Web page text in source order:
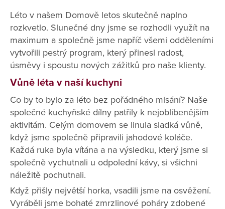
Léto v našem Domově letos skutečně naplno
rozkvetlo. Slunečné dny jsme se rozhodli využít na
maximum a společně jsme napříč všemi odděleními
vytvořili pestrý program, který přinesl radost,
úsměvy i spoustu nových zážitků pro naše klienty.
Vůně léta v naší kuchyni
Co by to bylo za léto bez pořádného mlsání? Naše
společné kuchyňské dílny patřily k nejoblíbenějším
aktivitám. Celým domovem se linula sladká vůně,
když jsme společně připravili jahodové koláče.
Každá ruka byla vítána a na výsledku, který jsme si
společně vychutnali u odpolední kávy, si všichni
náležitě pochutnali.
Když přišly největší horka, vsadili jsme na osvěžení.
Vyráběli jsme bohaté zmrzlinové poháry zdobené